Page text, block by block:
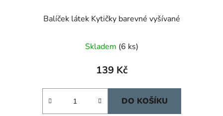
Balíček látek Kytičky barevné vyšívané
hodnocení
produktu
5,0
Skladem (6 ks)
139 Kč
DO KOŠÍKU